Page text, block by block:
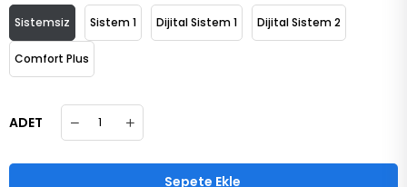
Sistemsiz Sistem 1 Dijital Sistem 1 Dijital Sistem 2
Comfort Plus
ADET